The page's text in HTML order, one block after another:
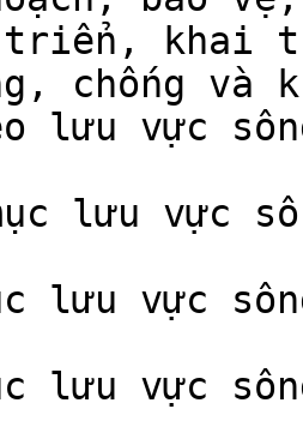
khai
chống và
lưu vực
lưu vực
lưu vực
lưu vực